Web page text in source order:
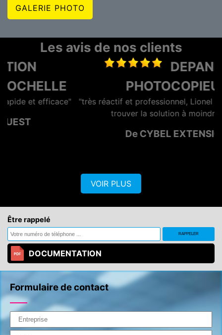
GALERIE PHOTO
Les avis de nos clients
DEPANNAGE
PHOTOCOPIEUR
"très réactif et professionnel, Lionel se démène pour
trouver la solution à moindre cout."
De CYBEL EXTENSION
VOIR PLUS
Être rappelé
DOCUMENTATION
Formulaire de contact